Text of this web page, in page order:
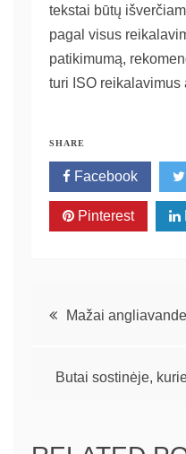
tekstai būtų
pagal visus
patikimumą,
turi ISO reikalavimus
SHARE
Facebook
Pinterest
Navigacija
Mažai
Butai sostinėje,